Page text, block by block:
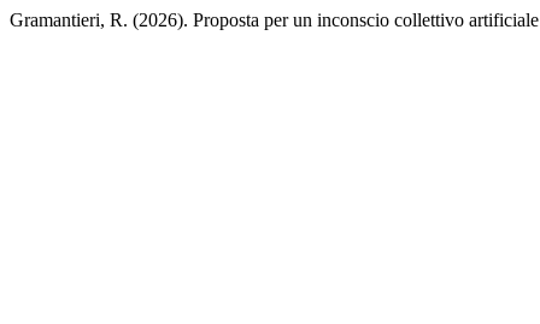
Gramantieri, R. (2026). Proposta per un inconscio collettivo